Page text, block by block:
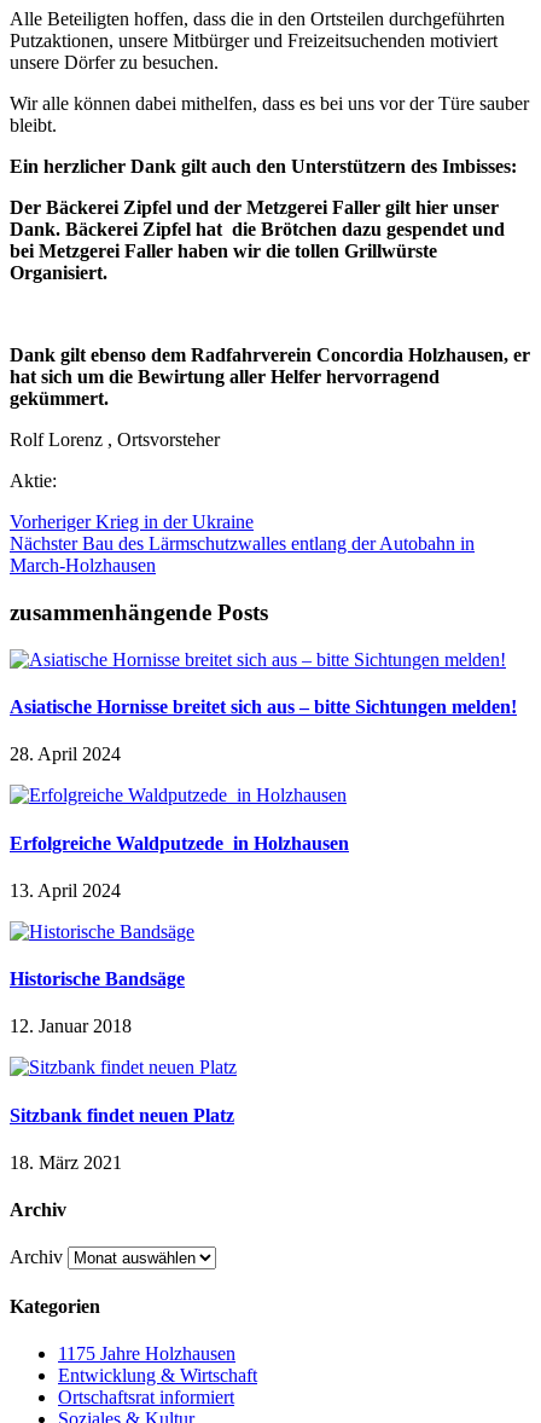
Alle Beteiligten hoffen, dass die in den Ortsteilen durchgeführten
Putzaktionen, unsere Mitbürger und Freizeitsuchenden motiviert
unsere Dörfer zu besuchen.
Wir alle können dabei mithelfen, dass es bei uns vor der Türe sauber
bleibt.
Ein herzlicher Dank gilt auch den Unterstützern des Imbisses:
Der Bäckerei Zipfel und der Metzgerei Faller gilt hier unser
Dank. Bäckerei Zipfel hat die Brötchen dazu gespendet und
bei Metzgerei Faller haben wir die tollen Grillwürste
Organisiert.
Dank gilt ebenso dem Radfahrverein Concordia Holzhausen, er
hat sich um die Bewirtung aller Helfer hervorragend
gekümmert.
Rolf Lorenz , Ortsvorsteher
Aktie:
Vorheriger Krieg in der Ukraine
Nächster Bau des Lärmschutzwalles entlang der Autobahn in
March-Holzhausen
zusammenhängende Posts
Asiatische Hornisse breitet sich aus – bitte Sichtungen melden!
28. April 2024
Erfolgreiche Waldputzede in Holzhausen
13. April 2024
Historische Bandsäge
12. Januar 2018
Sitzbank findet neuen Platz
18. März 2021
Archiv
Archiv
Kategorien
1175 Jahre Holzhausen
Entwicklung & Wirtschaft
Ortschaftsrat informiert
Soziales & Kultur